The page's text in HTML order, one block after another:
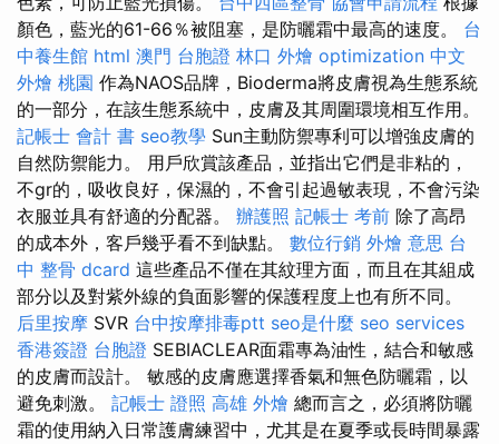
顏色，藍光的61-66％被阻塞，是防曬霜中最高的速度。 台
中養生館 html 澳門 台胞證 林口 外燴 optimization 中文
外燴 桃園 作為NAOS品牌，Bioderma將皮膚視為生態系統
的一部分，在該生態系統中，皮膚及其周圍環境相互作用。
記帳士 會計 書 seo教學 Sun主動防禦專利可以增強皮膚的
自然防禦能力。 用戶欣賞該產品，並指出它們是非粘的，
不gr的，吸收良好，保濕的，不會引起過敏表現，不會污染
衣服並具有舒適的分配器。 辦護照 記帳士 考前 除了高昂
的成本外，客戶幾乎看不到缺點。 數位行銷 外燴 意思 台
中 整骨 dcard 這些產品不僅在其紋理方面，而且在其組成
部分以及對紫外線的負面影響的保護程度上也有所不同。
后里按摩 SVR 台中按摩排毒ptt seo是什麼 seo services
香港簽證 台胞證 SEBIACLEAR面霜專為油性，結合和敏感
的皮膚而設計。 敏感的皮膚應選擇香氣和無色防曬霜，以
避免刺激。 記帳士 證照 高雄 外燴 總而言之，必須將防曬
霜的使用納入日常護膚練習中，尤其是在夏季或長時間暴露